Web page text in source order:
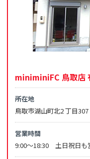
miniminiFC 鳥取店
所在地
鳥取市湖山町北2 丁目
営業時間
9:00～18:30 土日祝日も